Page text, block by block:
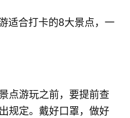
点游玩之前，要提前查
规定。戴好口罩，做好